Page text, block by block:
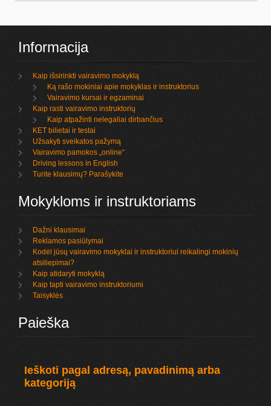
Informacija
Kaip išsirinkti vairavimo mokyklą
Ką rašo mokiniai apie mokyklas ir instruktorius
Vairavimo kursai ir egzaminai
Kaip rasti vairavimo instruktorių
Kaip atpažinti nelegaliai dirbančius
KET bilietai ir testai
Užsakyti sveikatos pažymą
Vairavimo pamokos „online“
Driving lessons in English
Turite klausimų? Parašykite
Mokykloms ir instruktoriams
Dažni klausimai
Reklamos pasiūlymai
Kodėl jūsų vairavimo mokyklai ir instruktoriui reikalingi mokinių
atsiliepimai?
Kaip atidaryti mokyklą
Kaip tapti vairavimo instruktoriumi
Taisyklės
Paieška
Ieškoti pagal adresą, pavadinimą arba
kategoriją